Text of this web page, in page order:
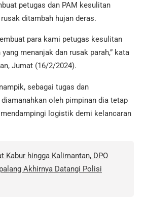
petugas dan PAM kesulitan
ditambah hujan deras.
para kami petugas kesulitan
menanjak dan rusak parah,” kata
Jumat (16/2/2024).
sebagai tugas dan
oleh pimpinan dia tetap
logistik demi kelancaran
Kabur hingga Kalimantan, DPO
Akhirnya Datangi Polisi